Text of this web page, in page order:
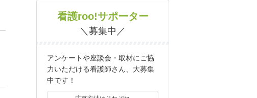
看護roo!サポーター
＼募集中／
アンケートや座談会・取材にご協
力いただける看護師さん、大募集
中です！